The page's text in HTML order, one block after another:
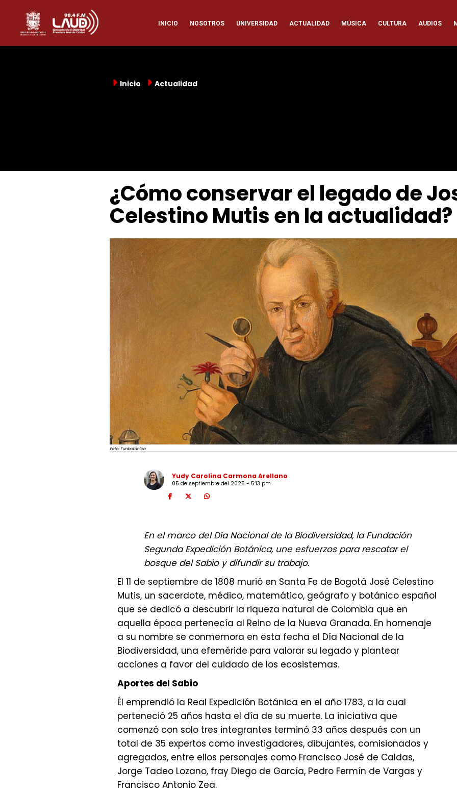
contenido
principal
Navegación
principal
INICIO NOSOTROS UNIVERSIDAD ACTUALIDAD MÚSICA CULTURA AUDIOS
Inicio Actualidad
¿Cómo conservar el legado de
Celestino Mutis en la actualidad?
Foto: Funbotánica
Yudy Carolina Carmona Arellano
05 de septiembre del 2025 - 5:13 pm
En el marco del Día Nacional de la Biodiversidad, la Fundación
Segunda Expedición Botánica, une esfuerzos para rescatar el
bosque del Sabio y difundir su trabajo.
El 11 de septiembre de 1808 murió en Santa Fe de Bogotá José Celestino
Mutis, un sacerdote, médico, matemático, geógrafo y botánico español
que se dedicó a descubrir la riqueza natural de Colombia que en
aquella época pertenecía al Reino de la Nueva Granada. En homenaje
a su nombre se conmemora en esta fecha el Día Nacional de la
Biodiversidad, una efeméride para valorar su legado y plantear
acciones a favor del cuidado de los ecosistemas.
Aportes del Sabio
Él emprendió la Real Expedición Botánica en el año 1783, a la cual
perteneció 25 años hasta el día de su muerte. La iniciativa que
comenzó con solo tres integrantes terminó 33 años después con un
total de 35 expertos como investigadores, dibujantes, comisionados y
agregados, entre ellos personajes como Francisco José de Caldas,
Jorge Tadeo Lozano, fray Diego de García, Pedro Fermín de Vargas y
Francisco Antonio Zea.